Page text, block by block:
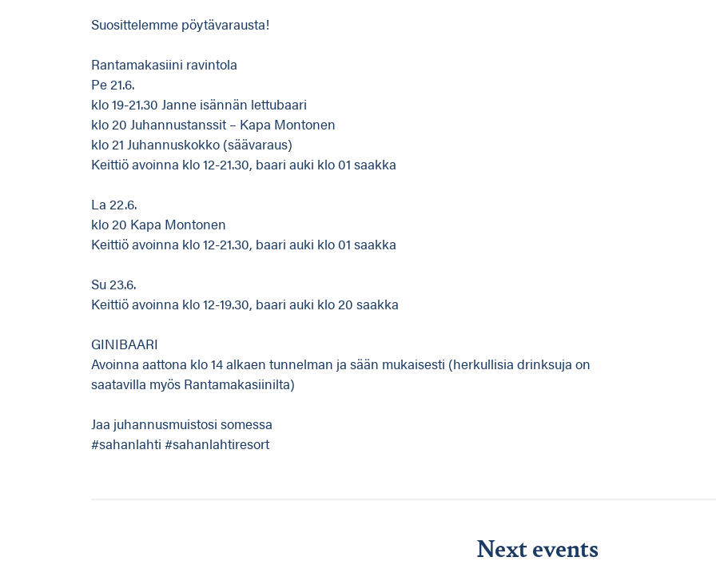
Suosittelemme pöytävarausta!
Rantamakasiini ravintola
Pe 21.6.
klo 19-21.30 Janne isännän lettubaari
klo 20 Juhannustanssit – Kapa Montonen
klo 21 Juhannuskokko (säävaraus)
Keittiö avoinna klo 12-21.30, baari auki klo 01 saakka
La 22.6.
klo 20 Kapa Montonen
Keittiö avoinna klo 12-21.30, baari auki klo 01 saakka
Su 23.6.
Keittiö avoinna klo 12-19.30, baari auki klo 20 saakka
GINIBAARI
Avoinna aattona klo 14 alkaen tunnelman ja sään mukaisesti (herkullisia drinksuja on
saatavilla myös Rantamakasiinilta)
Jaa juhannusmuistosi somessa
#sahanlahti #sahanlahtiresort
Next events